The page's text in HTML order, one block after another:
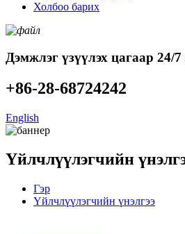
Холбоо барих
Дэмжлэг үзүүлэх цагаар 24/
+86-28-68724242
English
Үйлчлүүлэгчийн
Гэр
Үйлчлүүлэгчийн үнэлгээ